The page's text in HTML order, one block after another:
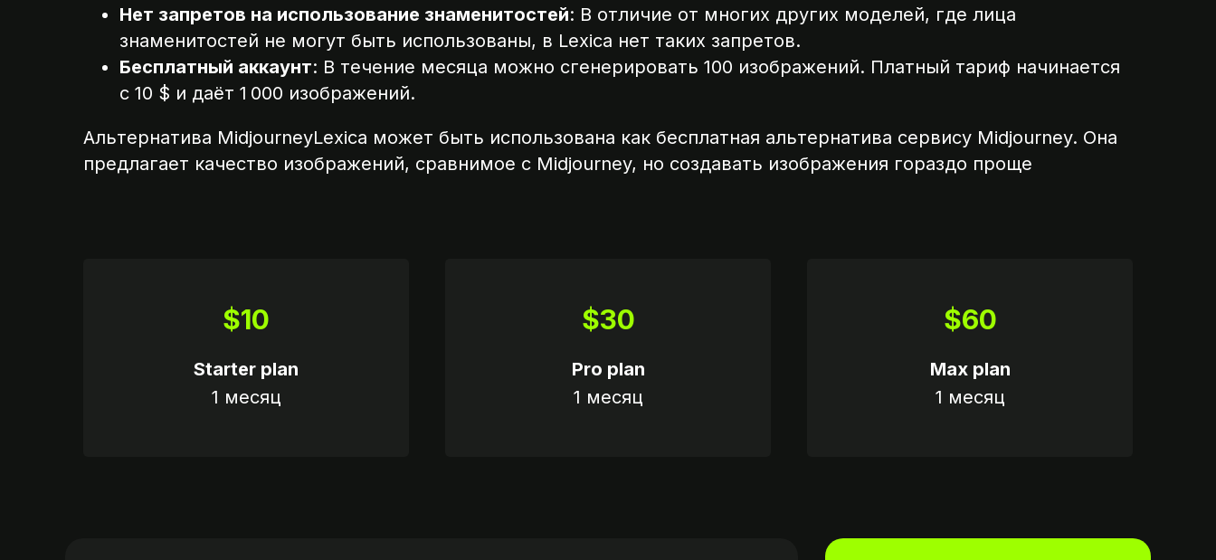
Нет запретов на использование знаменитостей: В отличие от многих других моделей, где лица
знаменитостей не могут быть использованы, в Lexica нет таких запретов.
Бесплатный аккаунт: В течение месяца можно сгенерировать 100 изображений. Платный тариф начинается
с 10 $ и даёт 1 000 изображений.
Альтернатива MidjourneyLexica может быть использована как бесплатная альтернатива сервису Midjourney. Она
предлагает качество изображений, сравнимое с Midjourney, но создавать изображения гораздо проще
$10
Starter plan
1 месяц
$30
Pro plan
1 месяц
$60
Max plan
1 месяц